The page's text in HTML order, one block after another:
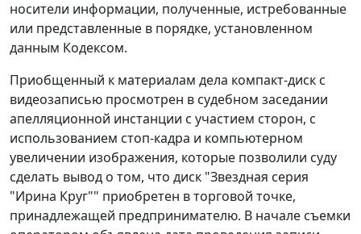
носители информации, полученные, истребованные
или представленные в порядке, установленном
данным Кодексом.
Приобщенный к материалам дела компакт-диск с
видеозаписью просмотрен в судебном заседании
апелляционной инстанции с участием сторон, с
использованием стоп-кадра и компьютерном
увеличении изображения, которые позволили суду
сделать вывод о том, что диск "Звездная серия
"Ирина Круг"" приобретен в торговой точке,
принадлежащей предпринимателю. В начале съемки